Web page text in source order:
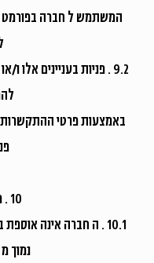
המשתמש ל חברה בפורמט
9.2 . פניות בעניינים אלו
באמצעות פרטי
10 . מידע על ילדים
10.1 . ה חברה אינה
נמוך מ – 16